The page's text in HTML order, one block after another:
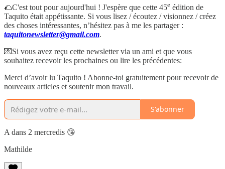
🌮C'est tout pour aujourd'hui ! J'espère que cette 45e édition de
Taquito était appétissante. Si vous lisez / écoutez / visionnez / créez
des choses intéressantes, n’hésitez pas à me les partager :
taquitonewsletter@gmail.com.
💌Si vous avez reçu cette newsletter via un ami et que vous
souhaitez recevoir les prochaines ou lire les précédentes:
Merci d’avoir lu Taquito ! Abonne-toi gratuitement pour recevoir de
nouveaux articles et soutenir mon travail.
S'abonner
A dans 2 mercredis 😘
Mathilde